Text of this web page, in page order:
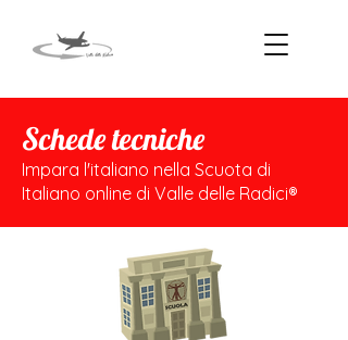
Schede tecniche
Impara l'italiano nella Scuota di
Italiano online di Valle delle Radici®